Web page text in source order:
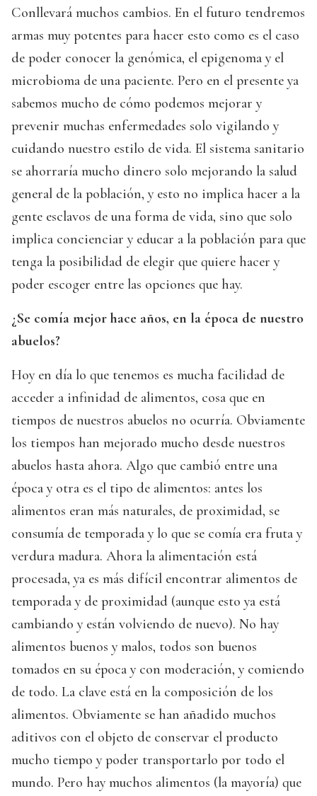
Conllevará muchos cambios. En el futuro tendremos
armas muy potentes para hacer esto como es el caso
de poder conocer la genómica, el epigenoma y el
microbioma de una paciente. Pero en el presente ya
sabemos mucho de cómo podemos mejorar y
prevenir muchas enfermedades solo vigilando y
cuidando nuestro estilo de vida. El sistema sanitario
se ahorraría mucho dinero solo mejorando la salud
general de la población, y esto no implica hacer a la
gente esclavos de una forma de vida, sino que solo
implica concienciar y educar a la población para que
tenga la posibilidad de elegir que quiere hacer y
poder escoger entre las opciones que hay.
¿Se comía mejor hace años, en la época de nuestro
abuelos?
Hoy en día lo que tenemos es mucha facilidad de
acceder a infinidad de alimentos, cosa que en
tiempos de nuestros abuelos no ocurría. Obviamente
los tiempos han mejorado mucho desde nuestros
abuelos hasta ahora. Algo que cambió entre una
época y otra es el tipo de alimentos: antes los
alimentos eran más naturales, de proximidad, se
consumía de temporada y lo que se comía era fruta y
verdura madura. Ahora la alimentación está
procesada, ya es más difícil encontrar alimentos de
temporada y de proximidad (aunque esto ya está
cambiando y están volviendo de nuevo). No hay
alimentos buenos y malos, todos son buenos
tomados en su época y con moderación, y comiendo
de todo. La clave está en la composición de los
alimentos. Obviamente se han añadido muchos
aditivos con el objeto de conservar el producto
mucho tiempo y poder transportarlo por todo el
mundo. Pero hay muchos alimentos (la mayoría) que